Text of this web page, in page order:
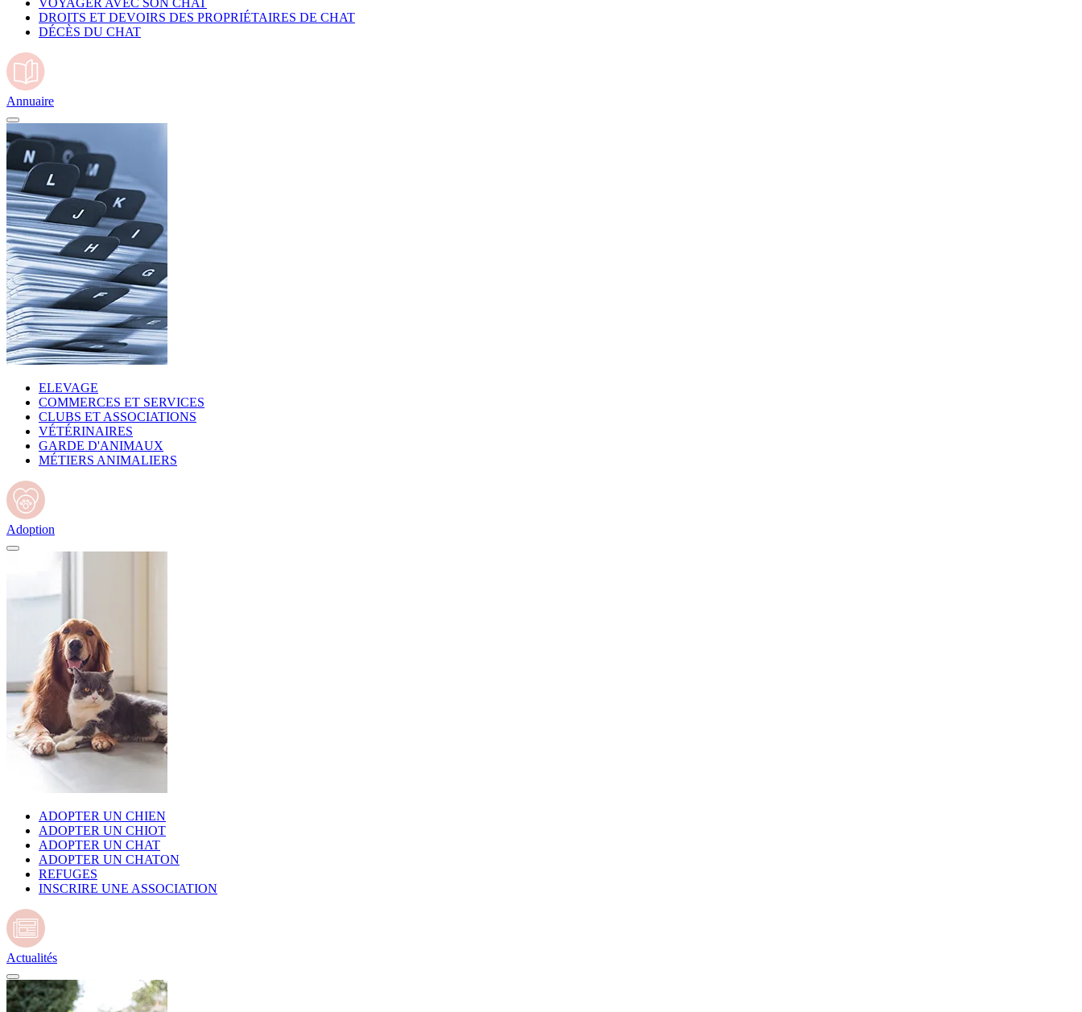
VOYAGER AVEC SON CHAT
DROITS ET DEVOIRS DES PROPRIÉTAIRES DE CHAT
DÉCÈS DU CHAT
Annuaire
ELEVAGE
COMMERCES ET SERVICES
CLUBS ET ASSOCIATIONS
VÉTÉRINAIRES
GARDE D'ANIMAUX
MÉTIERS ANIMALIERS
Adoption
ADOPTER UN CHIEN
ADOPTER UN CHIOT
ADOPTER UN CHAT
ADOPTER UN CHATON
REFUGES
INSCRIRE UNE ASSOCIATION
Actualités